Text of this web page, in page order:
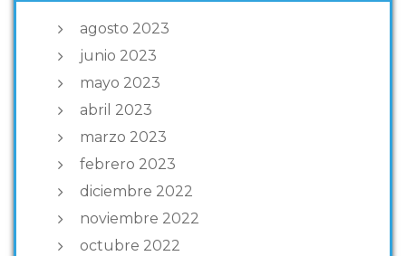
agosto 2023
junio 2023
mayo 2023
abril 2023
marzo 2023
febrero 2023
diciembre 2022
noviembre 2022
octubre 2022